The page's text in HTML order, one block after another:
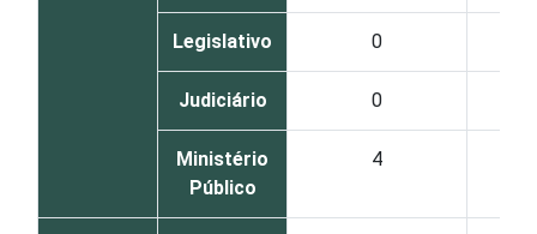
Legislativo 0
Judiciário 0
Ministério
Público
4